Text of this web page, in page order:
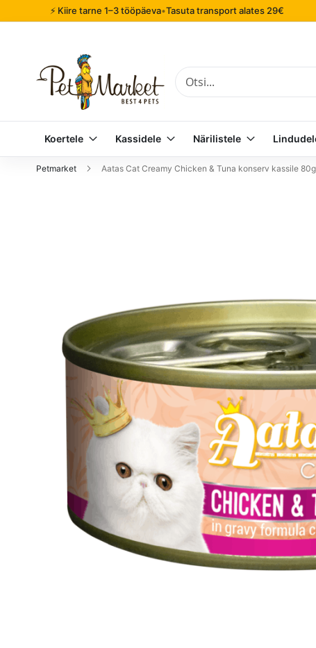
⚡ Kiire tarne 1–3 tööpäeva•Tasuta transport alates 29€
Otsi
Koertele Kassidele Närilistele
Petmarket Aatas Cat Creamy Chicken & Tuna konserv kassile 80g